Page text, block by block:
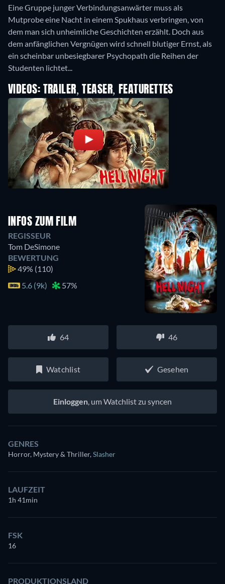
Eine Gruppe junger Verbindungsanwärter muss als
Mutprobe eine Nacht in einem Spukhaus verbringen, von
dem man sich unheimliche Geschichten erzählt. Doch aus
dem anfänglichen Vergnügen wird schnell blutiger Ernst, als
ein scheinbar unbesiegbarer Psychopath die Reihen der
Studenten lichtet...
VIDEOS: TRAILER, TEASER, FEATURETTES
INFOS ZUM FILM
REGISSEUR
Tom DeSimone
BEWERTUNG
49% (110)
5.6 (9k)
57%
64 46
Watchlist Gesehen
Einloggen, um Watchlist zu syncen
GENRES
Horror, Mystery & Thriller,Slasher
LAUFZEIT
1h 41min
FSK
16
PRODUKTIONSLAND